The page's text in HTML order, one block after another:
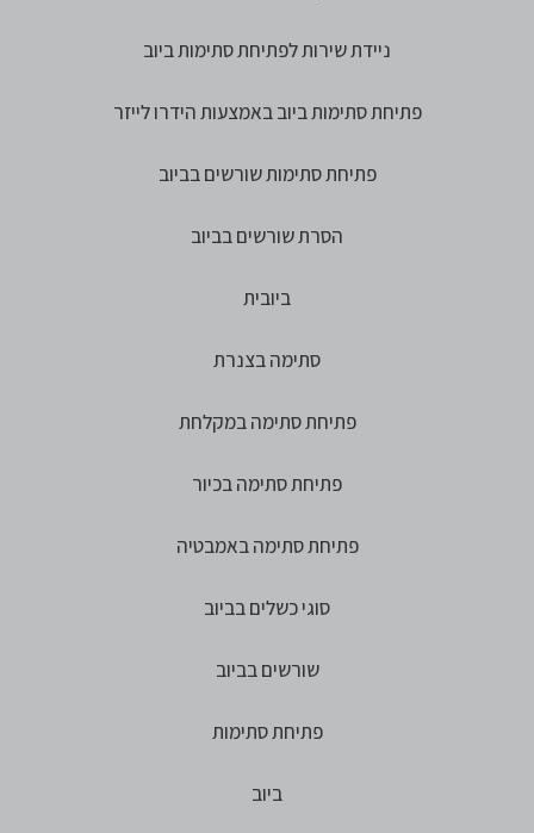
ניידת שירות לפתיחת סתימות ביוב
פתיחת סתימות ביוב באמצעות הידרו לייזר
פתיחת סתימות שורשים בביוב
הסרת שורשים בביוב
ביובית
סתימה בצנרת
פתיחת סתימה במקלחת
פתיחת סתימה בכיור
פתיחת סתימה באמבטיה
סוגי כשלים בביוב
שורשים בביוב
פתיחת סתימות
ביוב